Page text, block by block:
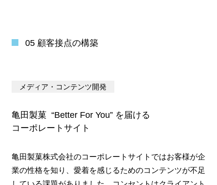
05 顧客接点の構築
メディア・コンテンツ開発
亀田製菓 “Better For You” を届ける
コーポレートサイト
亀田製菓株式会社のコーポレートサイトではお客様が企
業の性格を知り、愛着を感じるためのコンテンツが不足